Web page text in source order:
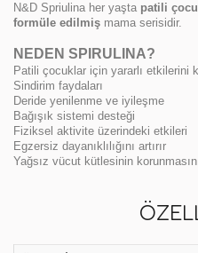
N&D Spriulina her yaşta patili
formüle edilmiş mama serisidir.
NEDEN SPIRULINA?
Patili çocuklar için yararlı etkilerini
Sindirim faydaları
Deride yenilenme ve iyileşme
Bağışık sistemi desteği
Fiziksel aktivite üzerindeki etkileri
Egzersiz dayanıklılığını artırır
Yağsız vücut kütlesinin